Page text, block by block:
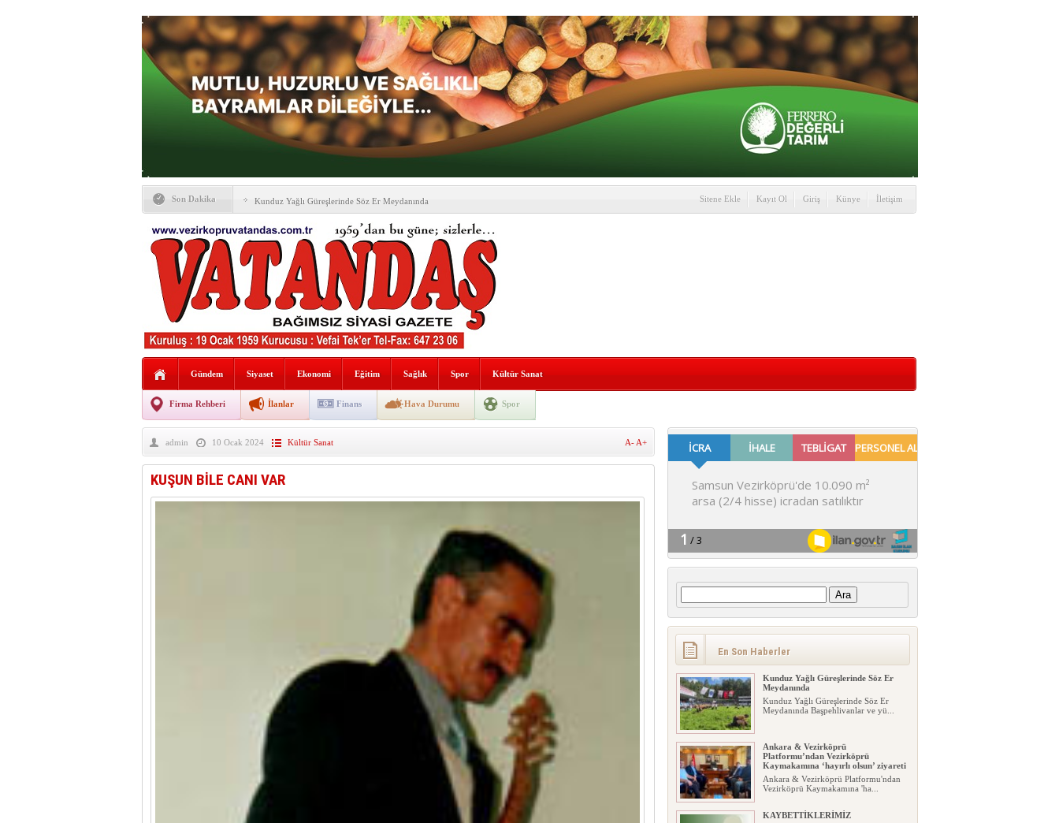
Son Dakika Kunduz Yağlı Güreşlerinde Söz Er Meydanında
Ankara & Vezirköprü Platformu’ndan Vezirköprü
Kaymakamına ‘hayırlı olsun’ ziyareti
KAYBETTİKLERİMİZ
NÖBETÇİ ECZANELER
PTT Taşerona Geçiyor
Erhan Parlar vefat etti
BANA GÖRE
Vezirköprü CHP’de istifa depremi yaşandı!
Sitene Ekle Kayıt Ol Giriş Künye İletişim
Gündem Siyaset Ekonomi Eğitim Sağlık Spor Kültür Sanat
Firma Rehberi İlanlar Finans Hava Durumu Spor
admin 10 Ocak 2024 Kültür Sanat A- A+
KUŞUN BİLE CANI VAR
Arama:
En Son Haberler
Kunduz Yağlı Güreşlerinde Söz Er
Meydanında
Kunduz Yağlı Güreşlerinde Söz Er
Meydanında Başpehlivanlar ve yü...
Ankara & Vezirköprü
Platformu’ndan Vezirköprü
Kaymakamına ‘hayırlı olsun’ ziyareti
Ankara & Vezirköprü Platformu'ndan
Vezirköprü Kaymakamına 'ha...
KAYBETTİKLERİMİZ